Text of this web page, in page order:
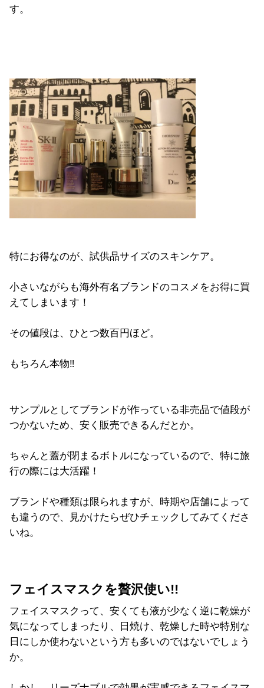
す。
特にお得なのが、試供品サイズのスキンケア。
小さいながらも海外有名ブランドのコスメをお得に買
えてしまいます！
その値段は、ひとつ数百円ほど。
もちろん本物‼︎
サンプルとしてブランドが作っている非売品で値段が
つかないため、安く販売できるんだとか。
ちゃんと蓋が閉まるボトルになっているので、特に旅
行の際には大活躍！
ブランドや種類は限られますが、時期や店舗によって
も違うので、見かけたらぜひチェックしてみてくださ
いね。
フェイスマスクを贅沢使い!!
フェイスマスクって、安くても液が少なく逆に乾燥が
気になってしまったり、日焼け、乾燥した時や特別な
日にしか使わないという方も多いのではないでしょう
か。